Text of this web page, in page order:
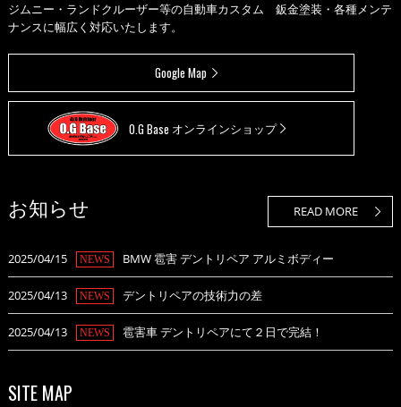
ジムニー・ランドクルーザー等の自動車カスタム 鈑金塗装・各種メンテ
ナンスに幅広く対応いたします。
Google Map
O.G Base オンラインショップ
お知らせ READ MORE
2025/04/15 NEWS BMW 雹害 デントリペア アルミボディー
2025/04/13 NEWS デントリペアの技術力の差
2025/04/13 NEWS 雹害車 デントリペアにて２日で完結！
SITE MAP